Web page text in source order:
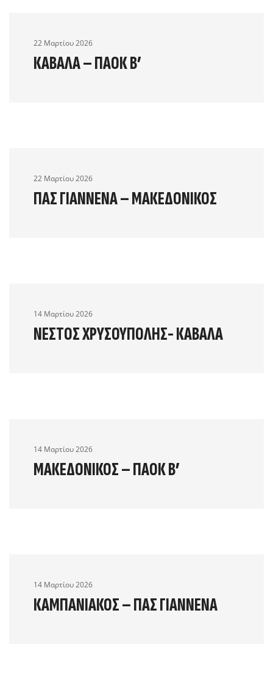
22 Μαρτίου 2026
ΚΑΒΆΛΑ – ΠΑΟΚ Β’
22 Μαρτίου 2026
ΠΑΣ ΓΙΆΝΝΕΝΑ – ΜΑΚΕΔΟΝΙΚΌΣ
14 Μαρτίου 2026
ΝΈΣΤΟΣ ΧΡΥΣΟΎΠΟΛΗΣ- ΚΑΒΆΛΑ
14 Μαρτίου 2026
ΜΑΚΕΔΟΝΙΚΌΣ – ΠΑΟΚ Β’
14 Μαρτίου 2026
ΚΑΜΠΑΝΙΑΚΌΣ – ΠΑΣ ΓΙΆΝΝΕΝΑ